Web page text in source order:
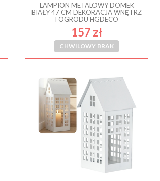
LAMPION METALOWY DOMEK
BIAŁY 47 CM DEKORACJA WNĘTRZ
I OGRODU HGDECO
157 zł
CHWILOWY BRAK